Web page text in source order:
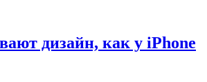
дизайн, как у iPhone